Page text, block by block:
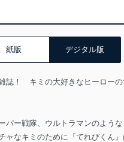
紙版 デジタル版
誌！ キミの大好きなヒーロー
パー戦隊、ウルトラマンのような
ャなキミのために『てれびくん